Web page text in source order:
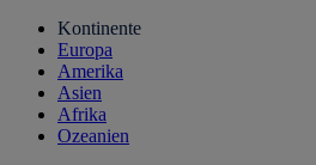
Kontinente
Europa
Amerika
Asien
Afrika
Ozeanien